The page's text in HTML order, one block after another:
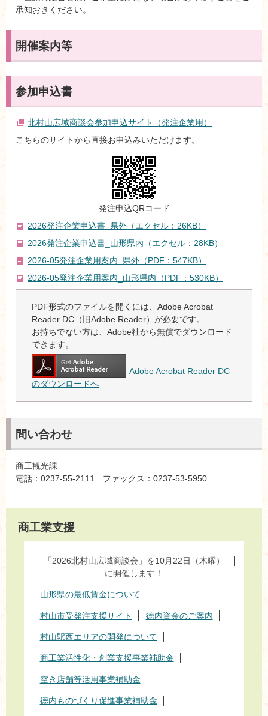
承知おきください。
開催案内等
参加申込書
北村山広域商談会参加申込サイト（発注企業用）
こちらのサイトから直接お申込みいただけます。
発注申込QRコード
2026発注企業申込書_県外（エクセル：26KB）
2026発注企業申込書_山形県内（エクセル：28KB）
2026-05発注企業用案内_県外（PDF：547KB）
2026-05発注企業用案内_山形県内（PDF：530KB）
PDF形式のファイルを開くには、Adobe Acrobat
Reader DC（旧Adobe Reader）が必要です。
お持ちでない方は、Adobe社から無償でダウンロード
できます。
Adobe Acrobat Reader DC
のダウンロードへ
問い合わせ
商工観光課
電話：0237-55-2111 ファックス：0237-53-5950
商工業支援
「2026北村山広域商談会」を10月22日（木曜）
に開催します！
山形県の最低賃金について
村山市受発注支援サイト 徳内資金のご案内
村山駅西エリアの開発について
商工業活性化・創業支援事業補助金
空き店舗等活用事業補助金
徳内ものづくり促進事業補助金